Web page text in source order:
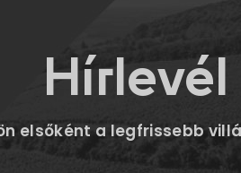
Hírlevél
elsőként a legfrissebb